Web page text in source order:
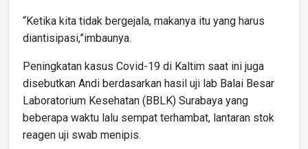
“Ketika kita tidak bergejala, makanya itu yang harus
diantisipasi,”imbaunya.
Peningkatan kasus Covid-19 di Kaltim saat ini juga
disebutkan Andi berdasarkan hasil uji lab Balai Besar
Laboratorium Kesehatan (BBLK) Surabaya yang
beberapa waktu lalu sempat terhambat, lantaran stok
reagen uji swab menipis.